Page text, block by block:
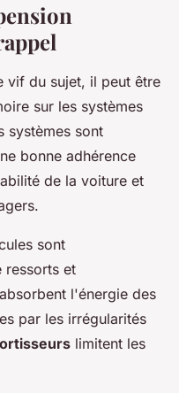
vif du sujet, il peut être
sur les systèmes
systèmes sont
bonne adhérence
de la voiture et
sont
ressorts et
absorbent l'énergie des
par les irrégularités
limitent les